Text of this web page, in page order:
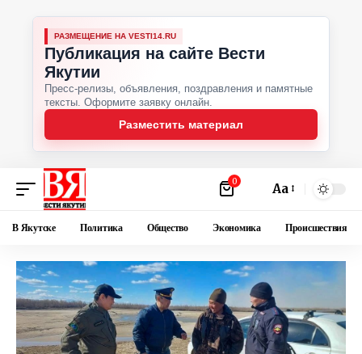
РАЗМЕЩЕНИЕ НА VESTI14.RU
Публикация на сайте Вести
Якутии
Пресс-релизы, объявления, поздравления и памятные
тексты. Оформите заявку онлайн.
Разместить материал
0 Аа
В Якутске Политика Общество Экономика Происшествия